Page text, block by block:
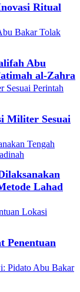
Ritual
Abu
al-Zahra
Militer Sesuai
Lahad
Penentuan